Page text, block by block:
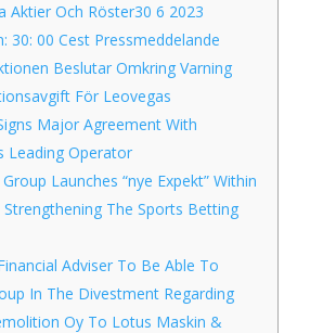
Aktier Och Röster30 6 2023
30: 00 Cest Pressmeddelande
Beslutar Omkring Varning
För Leovegas
Major Agreement With
Leading Operator
Launches “nye Expekt” Within
The Sports Betting
Adviser To Be Able To
In The Divestment Regarding
Oy To Lotus Maskin &